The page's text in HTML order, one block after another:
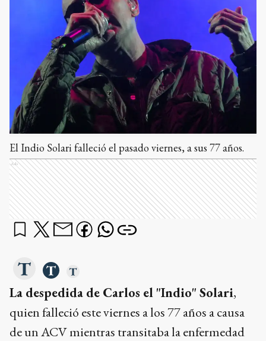
El Indio Solari falleció el pasado viernes, a sus 77 años.
Ads
La despedida de Carlos el "Indio" Solari,
quien falleció este viernes a los 77 años a causa
de un ACV mientras transitaba la enfermedad